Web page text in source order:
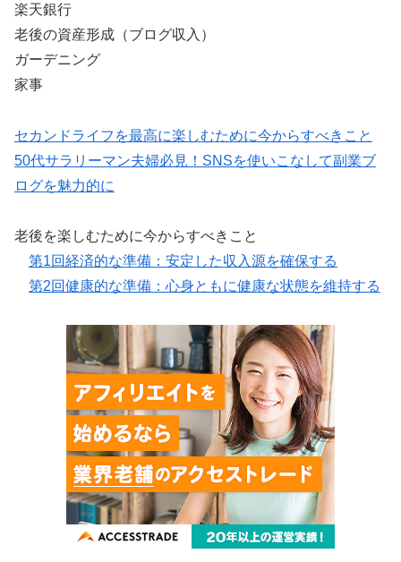
楽天銀行
老後の資産形成（ブログ収入）
ガーデニング
家事
セカンドライフを最高に楽しむために今からすべきこと
50代サラリーマン夫婦必見！SNSを使いこなして副業ブ
ログを魅力的に
老後を楽しむために今からすべきこと
第1回経済的な準備：安定した収入源を確保する
第2回健康的な準備：心身ともに健康な状態を維持する